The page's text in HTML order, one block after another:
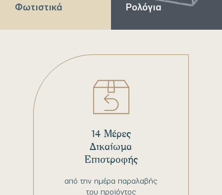
Φωτιστικά Ρολόγια
από την ημέρα παραλαβής
του προϊόντος
14 Μέρες
Δικαίωμα
Επιστροφής